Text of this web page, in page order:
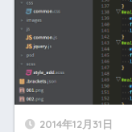
2014年12月31日